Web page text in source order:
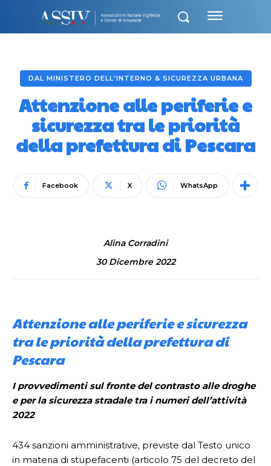
DAL MINISTERO DELL'INTERNO & SICUREZZA URBANA
Attenzione alle periferie e
sicurezza tra le priorità
della prefettura di Pescara
Facebook X WhatsApp
Alina Corradini
30 Dicembre 2022
Attenzione alle periferie e sicurezza
tra le priorità della prefettura di
Pescara
I provvedimenti sul fronte del contrasto alle droghe
e per la sicurezza stradale tra i numeri dell’attività
2022
434 sanzioni amministrative, previste dal Testo unico
in materia di stupefacenti (articolo 75 del decreto del